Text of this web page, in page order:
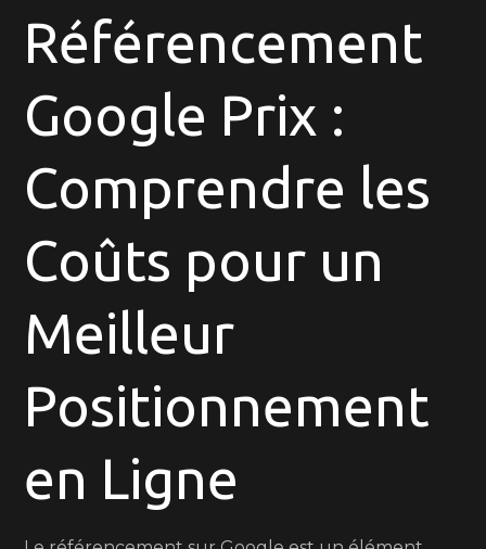
du
Référencement
:
Comprendre
un
Positionnement
en
Ligne
Référencement
Google Prix :
Comprendre les
Coûts pour un
Meilleur
Positionnement
en Ligne